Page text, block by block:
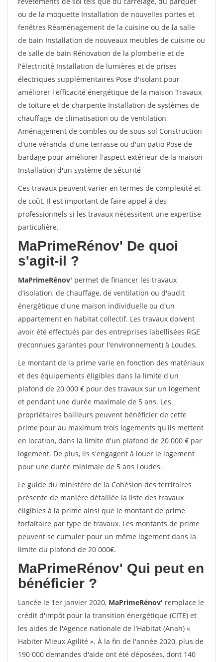
ou de la moquette Installation de nouvelles portes et
fenêtres Réaménagement de la cuisine ou de la salle
de bain Installation de nouveaux meubles de cuisine ou
de salle de bain Rénovation de la plomberie et de
l'électricité Installation de lumières et de prises
électriques supplémentaires Pose d'isolant pour
améliorer l'efficacité énergétique de la maison Travaux
de toiture et de charpente Installation de systèmes de
chauffage, de climatisation ou de ventilation
Aménagement de combles ou de sous-sol Construction
d'une véranda, d'une terrasse ou d'un patio Pose de
bardage pour améliorer l'aspect extérieur de la maison
Installation d'un système de sécurité
Ces travaux peuvent varier en termes de complexité et
de coût. Il est important de faire appel à des
professionnels si les travaux nécessitent une expertise
particulière.
MaPrimeRénov' De quoi
s'agit-il ?
MaPrimeRénov' permet de financer les travaux
d'isolation, de chauffage, de ventilation ou d'audit
énergétique d'une maison individuelle ou d'un
appartement en habitat collectif. Les travaux doivent
avoir été effectués par des entreprises labellisées RGE
(reconnues garantes pour l'environnement) à Loudes.
Le montant de la prime varie en fonction des matériaux
et des équipements éligibles dans la limite d'un
plafond de 20 000 € pour des travaux sur un logement
et pendant une durée maximale de 5 ans. Les
propriétaires bailleurs peuvent bénéficier de cette
prime pour au maximum trois logements qu'ils mettent
en location, dans la limite d'un plafond de 20 000 € par
logement. De plus, ils s'engagent à louer le logement
pour une durée minimale de 5 ans Loudes.
Le guide du ministère de la Cohésion des territoires
présente de manière détaillée la liste des travaux
éligibles à la prime ainsi que le montant de prime
forfaitaire par type de travaux. Les montants de prime
peuvent se cumuler pour un même logement dans la
limite du plafond de 20 000€.
MaPrimeRénov' Qui peut en
bénéficier ?
Lancée le 1er janvier 2020, MaPrimeRénov' remplace le
crédit d'impôt pour la transition énergétique (CITE) et
les aides de l'Agence nationale de l'Habitat (Anah) «
Habiter Mieux Agilité ». À la fin de l'année 2020, plus de
190 000 demandes d'aide ont été déposées, dont 140